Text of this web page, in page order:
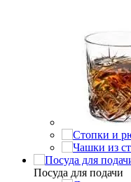
Посуда для подачи